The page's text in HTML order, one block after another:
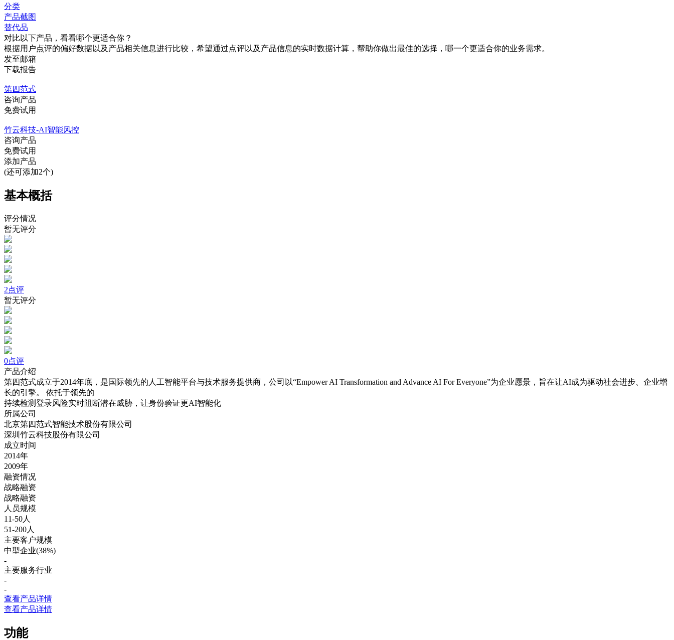
分类
产品截图
替代品
对比以下产品，看看哪个更适合你？
根据用户点评的偏好数据以及产品相关信息进行比较，希望通过点评以及产品信息的实时数据计算，帮助你做出最佳的选择，哪一个更适合你的业务需求。
发至邮箱
下载报告
第四范式
咨询产品
免费试用
竹云科技-AI智能风控
咨询产品
免费试用
添加产品
(还可添加2个)
基本概括
评分情况
暂无评分
2点评
暂无评分
0点评
产品介绍
第四范式成立于2014年底，是国际领先的人工智能平台与技术服务提供商，公司以“Empower AI Transformation and Advance AI For Everyone”为企业愿景，旨在让AI成为驱动社会进步、企业增
长的引擎。 依托于领先的
持续检测登录风险实时阻断潜在威胁，让身份验证更AI智能化
所属公司
北京第四范式智能技术股份有限公司
深圳竹云科技股份有限公司
成立时间
2014年
2009年
融资情况
战略融资
战略融资
人员规模
11-50人
51-200人
主要客户规模
中型企业(38%)
-
主要服务行业
-
-
查看产品详情
查看产品详情
功能